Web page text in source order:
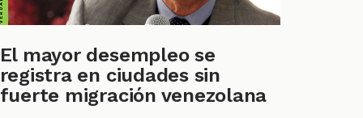
El mayor desempleo se
registra en ciudades sin
fuerte migración venezolana